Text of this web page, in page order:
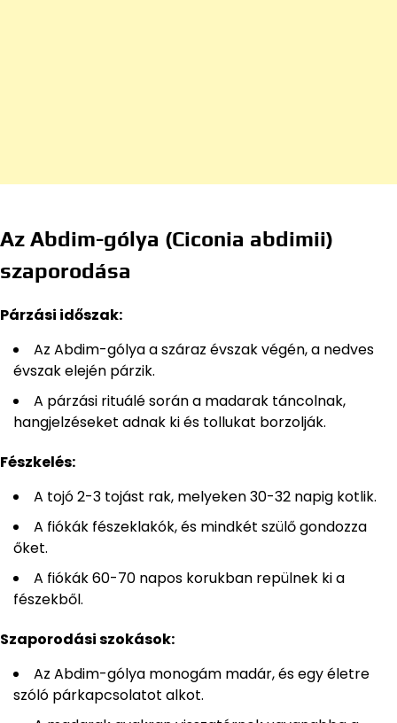
Az Abdim-gólya (Ciconia abdimii)
szaporodása
Párzási időszak:
Az Abdim-gólya a száraz évszak végén, a nedves
évszak elején párzik.
A párzási rituálé során a madarak táncolnak,
hangjelzéseket adnak ki és tollukat borzolják.
Fészkelés:
A tojó 2-3 tojást rak, melyeken 30-32 napig kotlik.
A fiókák fészeklakók, és mindkét szülő gondozza
őket.
A fiókák 60-70 napos korukban repülnek ki a
fészekből.
Szaporodási szokások:
Az Abdim-gólya monogám madár, és egy életre
szóló párkapcsolatot alkot.